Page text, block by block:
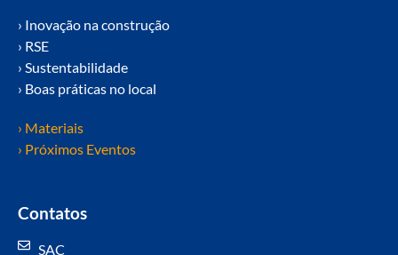
› Inovação na construção
› RSE
› Sustentabilidade
› Boas práticas no local
› Materiais
› Próximos Eventos
Contatos
SAC